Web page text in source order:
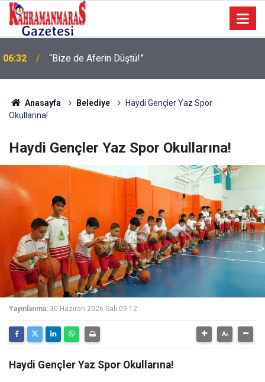
06:09
Geleneksel Ağustos Fuarı’nda Eğlence ve Nostalji
Bir Aradaydı
Anasayfa Belediye
Haydi Gençler Yaz Spor
Okullarına!
Haydi Gençler Yaz Spor Okullarına!
Yayınlanma: 30 Haziran 2026 Salı 09:12
Haydi Gençler Yaz Spor Okullarına!